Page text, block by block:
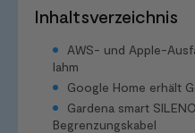
Inhaltsverzeichnis
AWS- und Apple-
lahm
Google Home erhält
Gardena smart
Begrenzungskabel